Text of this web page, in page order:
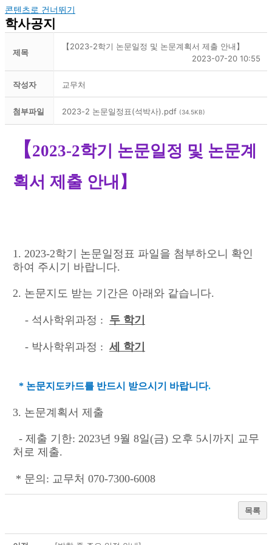
콘텐츠로 건너뛰기
학사공지
제목
【2023-2학기 논문일정 및 논문계획서 제출 안내】
2023-07-20 10:55
작성자 교무처
첨부파일 2023-2 논문일정표(석박사).pdf (34.5KB)
【2023-2학기 논문일정 및 논문계
획서 제출 안내 】
1. 2023-2학기 논문일정표 파일을 첨부하오니 확인
하여 주시기 바랍니다.
2. 논문지도 받는 기간은 아래와 같습니다.
- 석사학위과정 : 두 학기
- 박사학위과정 : 세 학기
* 논문지도카드를 반드시 받으시기 바랍니다.
3. 논문계획서 제출
- 제출 기한: 2023년 9월 8일(금) 오후 5시까지 교무
처로 제출.
* 문의: 교무처 070-7300-6008
목록